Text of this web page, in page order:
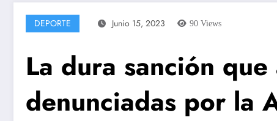
DEPORTE Junio 15, 2023 90 Views
La dura sanción
denunciadas por la